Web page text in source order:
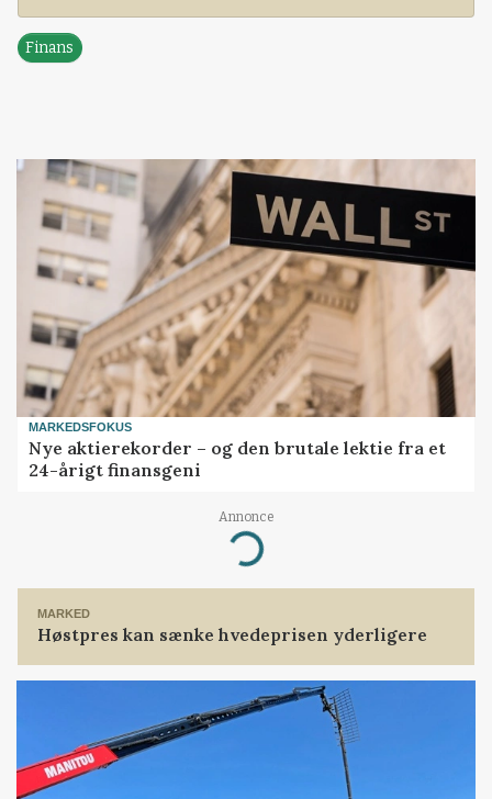
Finans
MARKEDSFOKUS
Nye aktierekorder – og den brutale lektie fra et
24-årigt finansgeni
Annonce
Loading...
MARKED
Høstpres kan sænke hvedeprisen yderligere